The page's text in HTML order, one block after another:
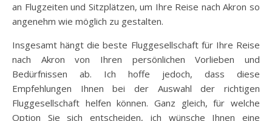
an Flugzeiten und Sitzplätzen, um Ihre Reise nach Akron so
angenehm wie möglich zu gestalten.
Insgesamt hängt die beste Fluggesellschaft für Ihre Reise
nach Akron von Ihren persönlichen Vorlieben und
Bedürfnissen ab. Ich hoffe jedoch, dass diese
Empfehlungen Ihnen bei der Auswahl der richtigen
Fluggesellschaft helfen können. Ganz gleich, für welche
Option Sie sich entscheiden, ich wünsche Ihnen eine